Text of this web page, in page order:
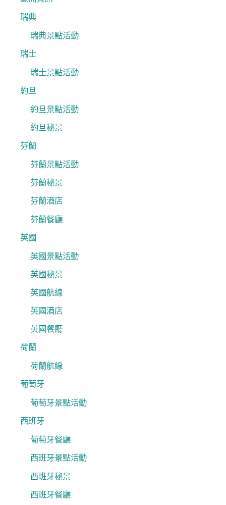
瑞典
瑞典景點活動
瑞士
瑞士景點活動
約旦
約旦景點活動
約旦秘景
芬蘭
芬蘭景點活動
芬蘭秘景
芬蘭酒店
芬蘭餐廳
英國
英國景點活動
英國秘景
英國航線
英國酒店
英國餐廳
荷蘭
荷蘭航線
葡萄牙
葡萄牙景點活動
西班牙
葡萄牙餐廳
西班牙景點活動
西班牙秘景
西班牙餐廳